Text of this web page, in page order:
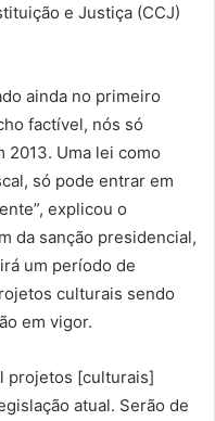
e Justiça (CCJ)
ainda no primeiro
factível, nós só
2013. Uma lei como
só pode entrar em
explicou o
da sanção presidencial,
um período de
culturais sendo
em vigor.
projetos [culturais]
atual. Serão de